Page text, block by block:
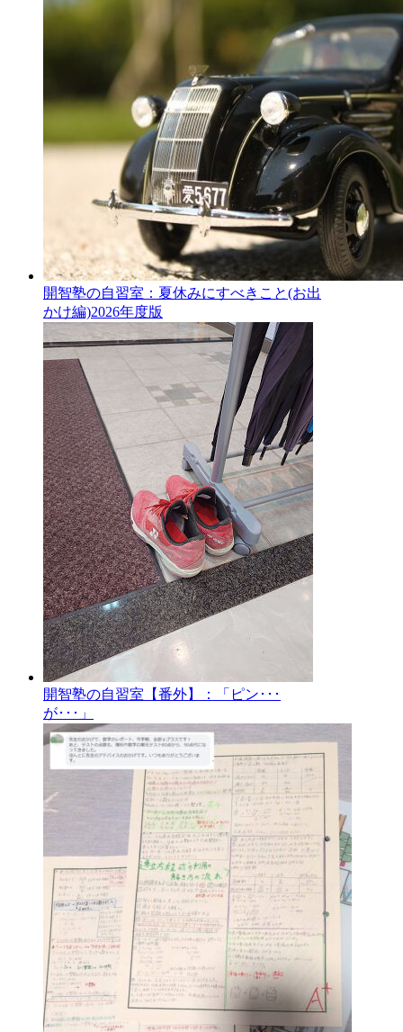
開智塾の自習室：夏休みにすべきこと(お出
かけ編)2026年度版
開智塾の自習室【番外】：「ピン･･･
が･･･」